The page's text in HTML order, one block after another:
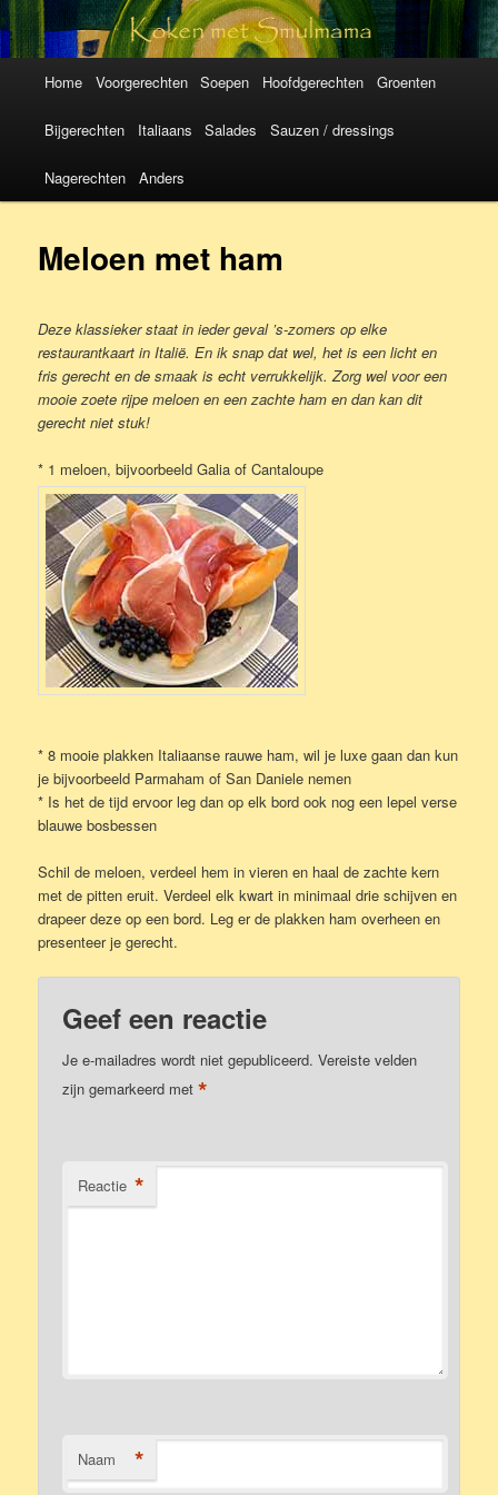
Koken met
SmulMama
Spring
naar
de
inhoud
Spring
naar
de
inhoud
Home Voorgerechten Soepen Hoofdgerechten Groenten
Bijgerechten Italiaans Salades Sauzen / dressings
Nagerechten Anders
Meloen met ham
Deze klassieker staat in ieder geval ’s-zomers op elke
restaurantkaart in Italië. En ik snap dat wel, het is een licht en
fris gerecht en de smaak is echt verrukkelijk. Zorg wel voor een
mooie zoete rijpe meloen en een zachte ham en dan kan dit
gerecht niet stuk!
* 1 meloen, bijvoorbeeld Galia of Cantaloupe
* 8 mooie plakken Italiaanse rauwe ham, wil je luxe gaan dan kun
je bijvoorbeeld Parmaham of San Daniele nemen
* Is het de tijd ervoor leg dan op elk bord ook nog een lepel verse
blauwe bosbessen
Schil de meloen, verdeel hem in vieren en haal de zachte kern
met de pitten eruit. Verdeel elk kwart in minimaal drie schijven en
drapeer deze op een bord. Leg er de plakken ham overheen en
presenteer je gerecht.
Geef een reactie
Je e-mailadres wordt niet gepubliceerd. Vereiste velden
zijn gemarkeerd met*
Reactie *
Naam *